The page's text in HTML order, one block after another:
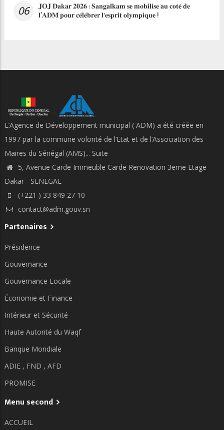
06 𝐉𝐎𝐉 𝐃𝐚𝐤𝐚𝐫 𝟐𝟎𝟐𝟔 : 𝐒𝐚𝐧𝐠𝐚𝐥𝐤𝐚𝐦 𝐬𝐞 𝐦𝐨𝐛𝐢𝐥𝐢𝐬𝐞 𝐚𝐮 𝐜𝐨𝐭𝐞́ 𝐝𝐞
𝐥’𝐀𝐃𝐌 𝐩𝐨𝐮𝐫 𝐜𝐞́𝐥𝐞́𝐛𝐫𝐞𝐫 𝐥'𝐞𝐬𝐩𝐫𝐢𝐭 𝐨𝐥𝐲𝐦𝐩𝐢𝐪𝐮𝐞 !
L’Agence de Développement municipal ( ADM) a été créée en
1997 par la commune volonté de l’Etat et de l’Association des
Maires du Sénégal (AMS)... Suite
5, Avenue Carde Immeuble Carde Renovation 3eme Etage
Dakar - SENEGAL
(+221 ) 33 849 27 10
contact@adm.gouv.sn
Partenaires
Présidence
Gouvernance
Gouvernance Locale
Économie et Finance
Intérieur et Sécurité
Haute Autorité du Waqf
Banque Mondiale
ADIE , FND , AFD
PROMISE
Menu second
ACCUEIL